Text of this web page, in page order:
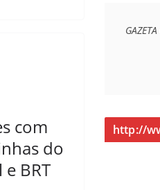
com
do
BRT
http://